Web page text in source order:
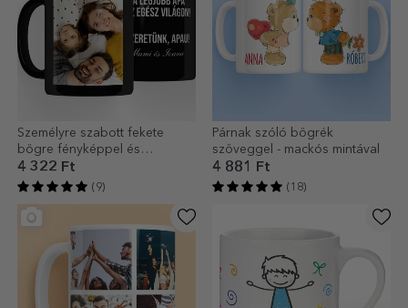
Személyre szabott fekete
bögre fényképpel és
üzenettel
4 322 Ft
(9)
Párnak szóló bögrék
szöveggel - mackós mintával
4 881 Ft
(18)